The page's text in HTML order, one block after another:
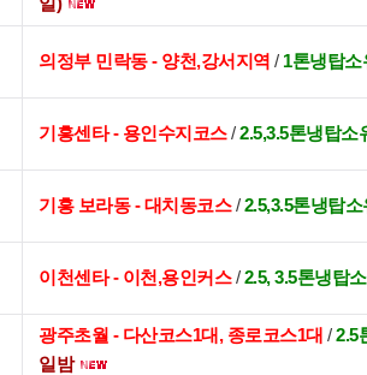
의정부 민락동 - 양천,강서지역 / 1톤냉탑
기흥센타 - 용인수지코스/2.5,3.5톤냉탑소
기흥 보라동 - 대치동코스/2.5,3.5톤냉탑
이천센타 - 이천,용인커스/2.5, 3.5톤냉탑
광주초월 - 다산코스1대, 종로코스1대 /2.5
일밤